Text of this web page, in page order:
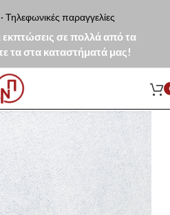
· Τηλεφωνικές παραγγελίες
εκπτώσεις σε πολλά από τα
τα στα καταστήματά μας!